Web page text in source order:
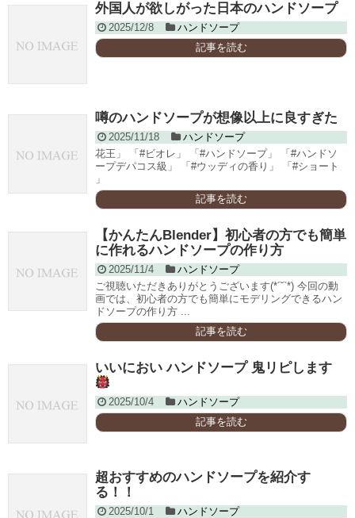
外国人が欲しがった日本のハンドソープ
2025/12/8
ハンドソープ
記事を読む
噂のハンドソープが想像以上に良すぎた
2025/11/18
ハンドソープ
花王」 「#ビオレ」 「#ハンドソープ」 「#ハンドソ
ープデパコス級」 「#ウッディの香り」 「#ショート
」
記事を読む
【かんたんBlender】初心者の方でも簡単
に作れるハンドソープの作り方
2025/11/4
ハンドソープ
ご視聴いただきありがとうございます(*´˘`*) 今回の動
画では、初心者の方でも簡単にモデリングできるハン
ドソープの作り方 ...
記事を読む
いいにおい ハンドソープ 鬼リピします
2025/10/4
ハンドソープ
記事を読む
超おすすめのハンドソープを紹介す
る！！
2025/10/1
ハンドソープ